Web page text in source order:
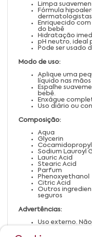
Limpa
Fórmula
Enriquecido
do bebê
Hidratação
pH neutro, ideal
Pode ser usado
Modo de uso:
Aplique uma
líquido nas
Espalhe
bebê.
Enxágue
Uso diário ou
Composição:
Aqua
Glycerin
Sodium Lauroyl
Lauric Acid
Stearic Acid
Parfum
Phenoxyethanol
Citric Acid
Outros
seguros
Advertências:
Uso externo.
enxágue